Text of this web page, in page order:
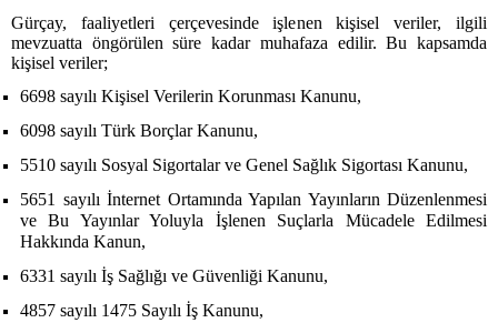
Gürçay, faaliyetleri çerçevesinde işlenen kişisel veriler, ilgili
mevzuatta öngörülen süre kadar muhafaza edilir. Bu kapsamda
kişisel veriler;
6698 sayılı Kişisel Verilerin Korunması Kanunu,
6098 sayılı Türk Borçlar Kanunu,
5510 sayılı Sosyal Sigortalar ve Genel Sağlık Sigortası Kanunu,
5651 sayılı İnternet Ortamında Yapılan Yayınların Düzenlenmesi
ve Bu Yayınlar Yoluyla İşlenen Suçlarla Mücadele Edilmesi
Hakkında Kanun,
6331 sayılı İş Sağlığı ve Güvenliği Kanunu,
4857 sayılı 1475 Sayılı İş Kanunu,